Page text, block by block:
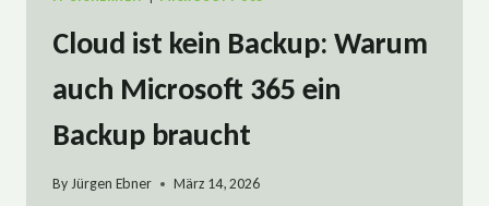
Cloud ist kein Backup: Warum
auch Microsoft 365 ein
Backup braucht
ByJürgen Ebner März 14, 2026